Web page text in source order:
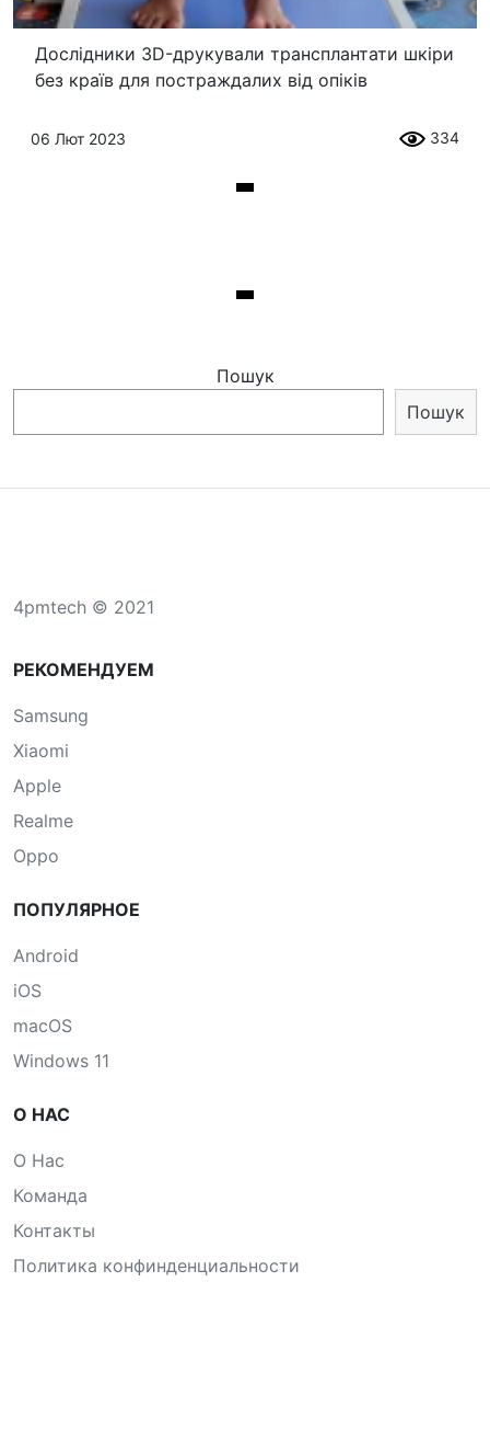
Дослідники 3D-друкували трансплантати шкіри
без країв для постраждалих від опіків
06 Лют 2023 334
Пошук
Пошук
4pmtech © 2021
РЕКОМЕНДУЕМ
Samsung
Xiaomi
Apple
Realme
Oppo
ПОПУЛЯРНОЕ
Android
iOS
macOS
Windows 11
О НАС
О Нас
Команда
Контакты
Политика конфинденциальности